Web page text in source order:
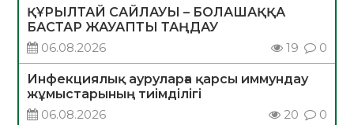
ҚҰРЫЛТАЙ САЙЛАУЫ – БОЛАШАҚҚА
БАСТАР ЖАУАПТЫ ТАҢДАУ
06.08.2026
19 0
Инфекциялық ауруларға қарсы иммундау
жұмыстарының тиімділігі
06.08.2026
20 0